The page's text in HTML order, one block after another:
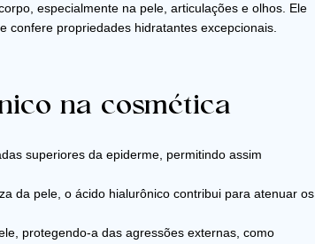
especialmente na pele, articulações e olhos. Ele
confere propriedades hidratantes excepcionais.
na cosmética
superiores da epiderme, permitindo assim
da pele, o ácido hialurônico contribui para atenuar os
protegendo-a das agressões externas, como